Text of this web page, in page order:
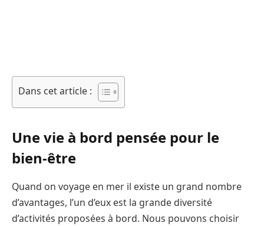
Dans cet article :
Une vie à bord pensée pour le
bien-être
Quand on voyage en mer il existe un grand nombre
d’avantages, l’un d’eux est la grande diversité
d’activités proposées à bord. Nous pouvons choisir